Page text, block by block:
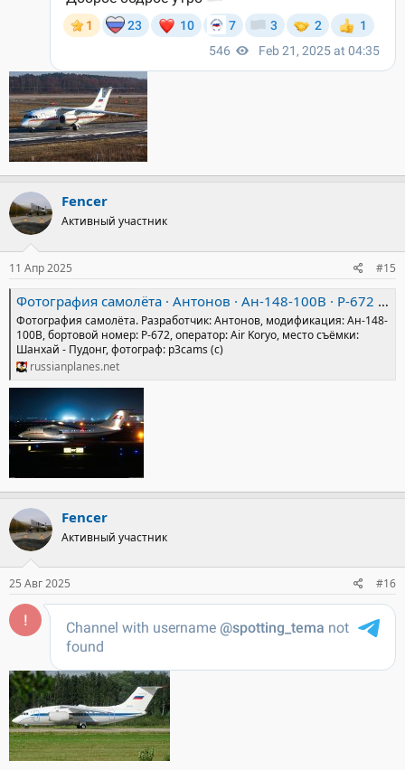
Fencer
Активный участник
11 Апр 2025 #15
Фотография самолёта · Антонов · Ан-148-100В · P-672 (зав.н. 04-02) · Air Koryo ✈ russianplanes.net ✈ наша авиация
Фотография самолёта. Разработчик: Антонов, модификация: Ан-148-
100В, бортовой номер: P-672, оператор: Air Koryo, место съёмки:
Шанхай - Пудонг, фотограф: p3cams (c)
russianplanes.net
Fencer
Активный участник
25 Авг 2025 #16